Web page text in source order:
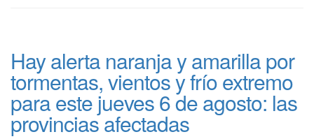
Hay alerta naranja y amarilla por
tormentas, vientos y frío extremo
para este jueves 6 de agosto: las
provincias afectadas